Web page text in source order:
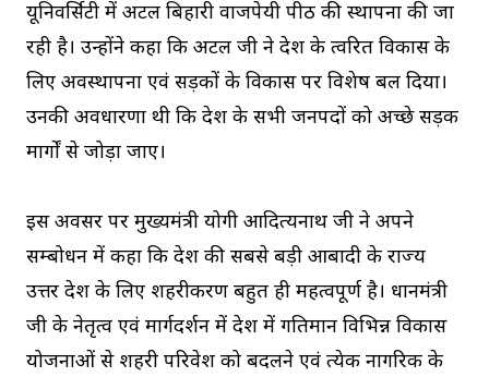
यूनिवर्सिटी में अटल बिहारी वाजपेयी पीठ की स्थापना की जा
रही है। उन्होंने कहा कि अटल जी ने देश के त्वरित विकास के
लिए अवस्थापना एवं सड़कों के विकास पर विशेष बल दिया।
उनकी अवधारणा थी कि प्रदेश के सभी जनपदों को अच्छे सड़क
मार्गाें से जोड़ा जाए।
इस अवसर पर मुख्यमंत्री योगी आदित्यनाथ जी ने अपने
सम्बोधन में कहा कि देश की सबसे बड़ी आबादी के राज्य
उत्तर प्रदेश के लिए शहरीकरण बहुत ही महत्वपूर्ण है। प्रधानमंत्री
जी के नेतृत्व एवं मार्गदर्शन में प्रदेश में गतिमान विभिन्न विकास
योजनाओं से शहरी परिवेश को बदलने एवं प्रत्येक नागरिक के